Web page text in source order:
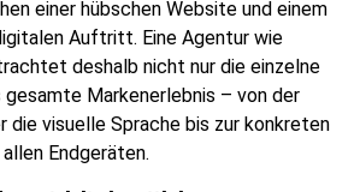
einer hübschen Website und einem
Auftritt. Eine Agentur wie
deshalb nicht nur die einzelne
gesamte Markenerlebnis – von der
die visuelle Sprache bis zur konkreten
Endgeräten.